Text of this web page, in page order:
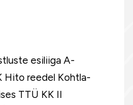
esiliiga A-
Hito reedel Kohtla-
TTÜ KK II